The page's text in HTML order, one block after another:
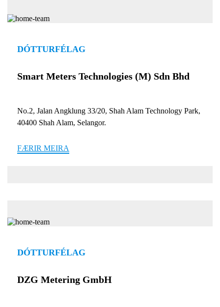
DÓTTURFÉLAG
Smart Meters Technologies (M) Sdn Bhd
No.2, Jalan Angklung 33/20, Shah Alam Technology Park,
40400 Shah Alam, Selangor.
FÆRIR MEIRA
DÓTTURFÉLAG
DZG Metering GmbH